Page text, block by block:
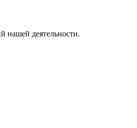
нашей деятельности.